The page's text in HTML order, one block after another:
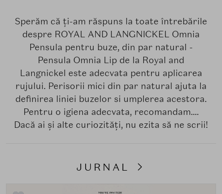
Sperăm că ți-am răspuns la toate întrebările
despre ROYAL AND LANGNICKEL Omnia
Pensula pentru buze, din par natural -
Pensula Omnia Lip de la Royal and
Langnickel este adecvata pentru aplicarea
rujului. Perisorii mici din par natural ajuta la
definirea liniei buzelor si umplerea acestora.
Pentru o igiena adecvata, recomandam....
Dacă ai și alte curiozități, nu ezita să ne scrii!
JURNAL